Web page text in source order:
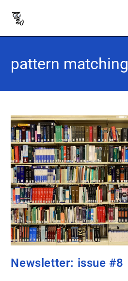
pattern matching
Newsletter: issue #8